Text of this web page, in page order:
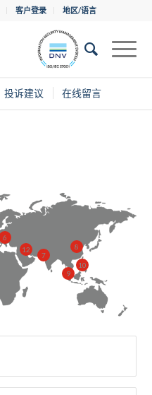
客户登录 地区/语言
投诉建议 在线留言
6
7
8
9
10
12